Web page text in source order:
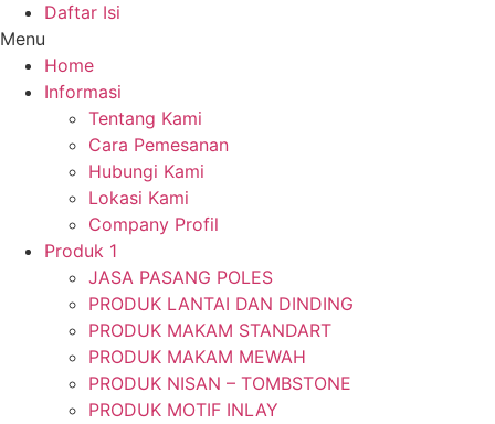
Daftar Isi
Menu
Home
Informasi
Tentang Kami
Cara Pemesanan
Hubungi Kami
Lokasi Kami
Company Profil
Produk 1
JASA PASANG POLES
PRODUK LANTAI DAN DINDING
PRODUK MAKAM STANDART
PRODUK MAKAM MEWAH
PRODUK NISAN – TOMBSTONE
PRODUK MOTIF INLAY